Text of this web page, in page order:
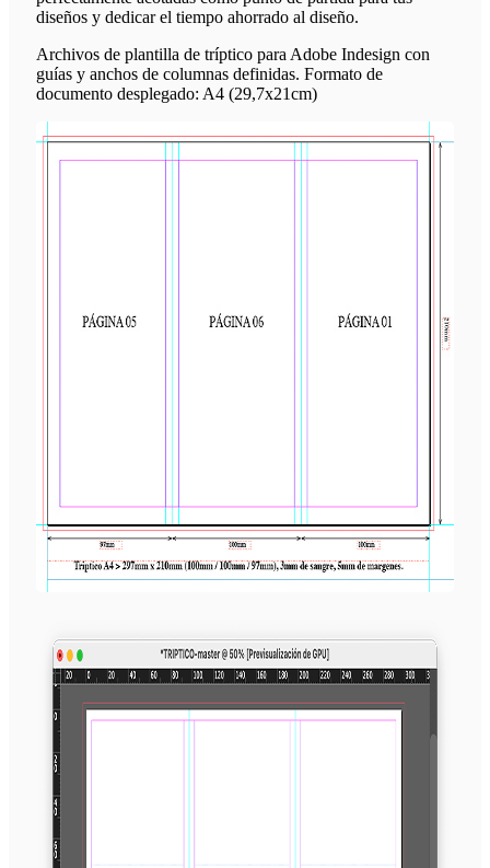
diseños y dedicar el tiempo ahorrado al diseño.
Archivos de plantilla de tríptico para Adobe Indesign con
guías y anchos de columnas definidas. Formato de
documento desplegado: A4 (29,7x21cm)